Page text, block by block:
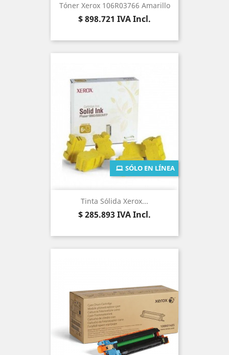
Tóner Xerox 106R03766 Amarillo
Precio
$ 898.721 IVA Incl.
Tinta Sólida Xerox...
Precio
$ 285.893IVA Incl.
SÓLO EN LÍNEA